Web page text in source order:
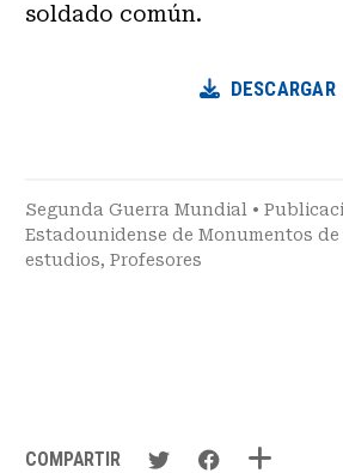
soldado común.
DESCARGAR
Segunda Guerra Mundial •
Estadounidense de Monumentos de
estudios, Profesores
COMPARTIR